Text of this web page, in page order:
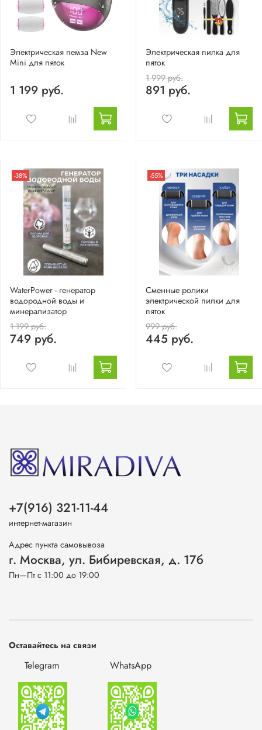
Электрическая пемза New
Mini для пяток
1 199 руб.
Электрическая пилка для
пяток
1 999 руб.
891 руб.
-38%
WaterPower - генератор
водородной воды и
минерализатор
1 199 руб.
749 руб.
-55%
Сменные ролики
электрической пилки для
пяток
999 руб.
445 руб.
Оставайтесь на связи
Telegram WhatsApp
+7(916) 321-11-44
интернет-магазин
Адрес пункта самовывоза
г. Москва, ул. Бибиревская, д. 17б
Пн—Пт с 11:00 до 19:00